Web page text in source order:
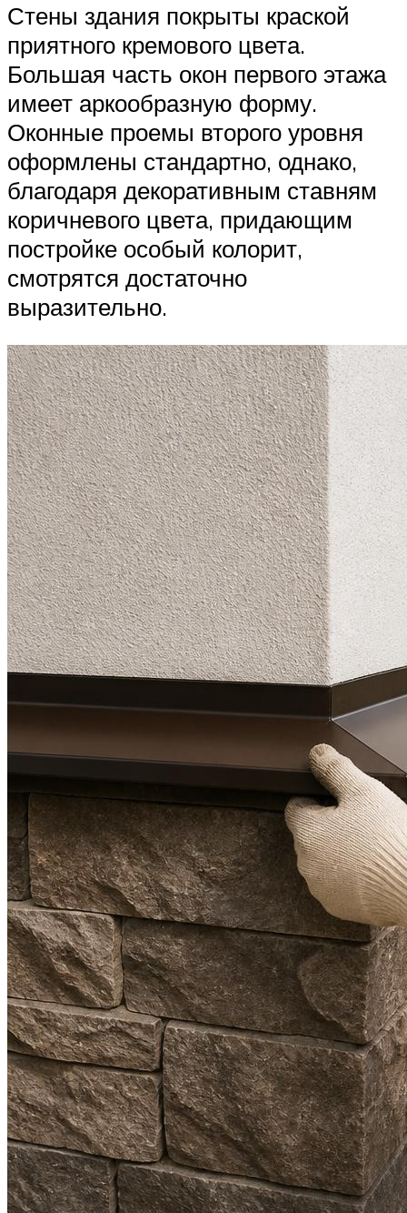
Стены здания покрыты краской
приятного кремового цвета.
Большая часть окон первого этажа
имеет аркообразную форму.
Оконные проемы второго уровня
оформлены стандартно, однако,
благодаря декоративным ставням
коричневого цвета, придающим
постройке особый колорит,
смотрятся достаточно
выразительно.